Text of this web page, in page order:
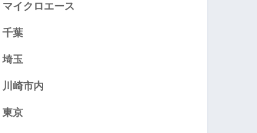
マイクロエース
千葉
埼玉
川崎市内
東京